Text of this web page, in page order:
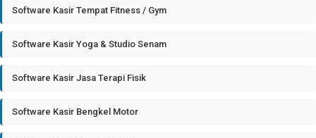
Software Kasir Tempat Fitness / Gym
Software Kasir Yoga & Studio Senam
Software Kasir Jasa Terapi Fisik
Software Kasir Bengkel Motor